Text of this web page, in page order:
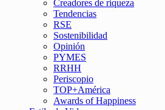
Creadores de riqueza
Tendencias
RSE
Sostenibilidad
Opinión
PYMES
RRHH
Periscopio
TOP+América
Awards of Happiness